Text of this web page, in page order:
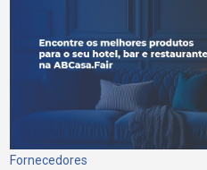
Fornecedores